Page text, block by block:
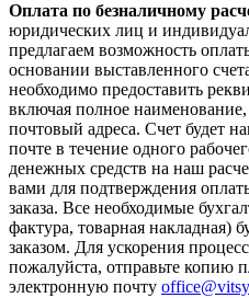
Оплата по безналичному
юридических лиц и
предлагаем возможность
основании выставленного
необходимо предоставить
включая полное
почтовый адреса. Счет будет
почте в течение одного
денежных средств на наш
вами для подтверждения
заказа. Все необходимые
фактура, товарная накладная)
заказом. Для ускорения
пожалуйста, отправьте копию
электронную почту